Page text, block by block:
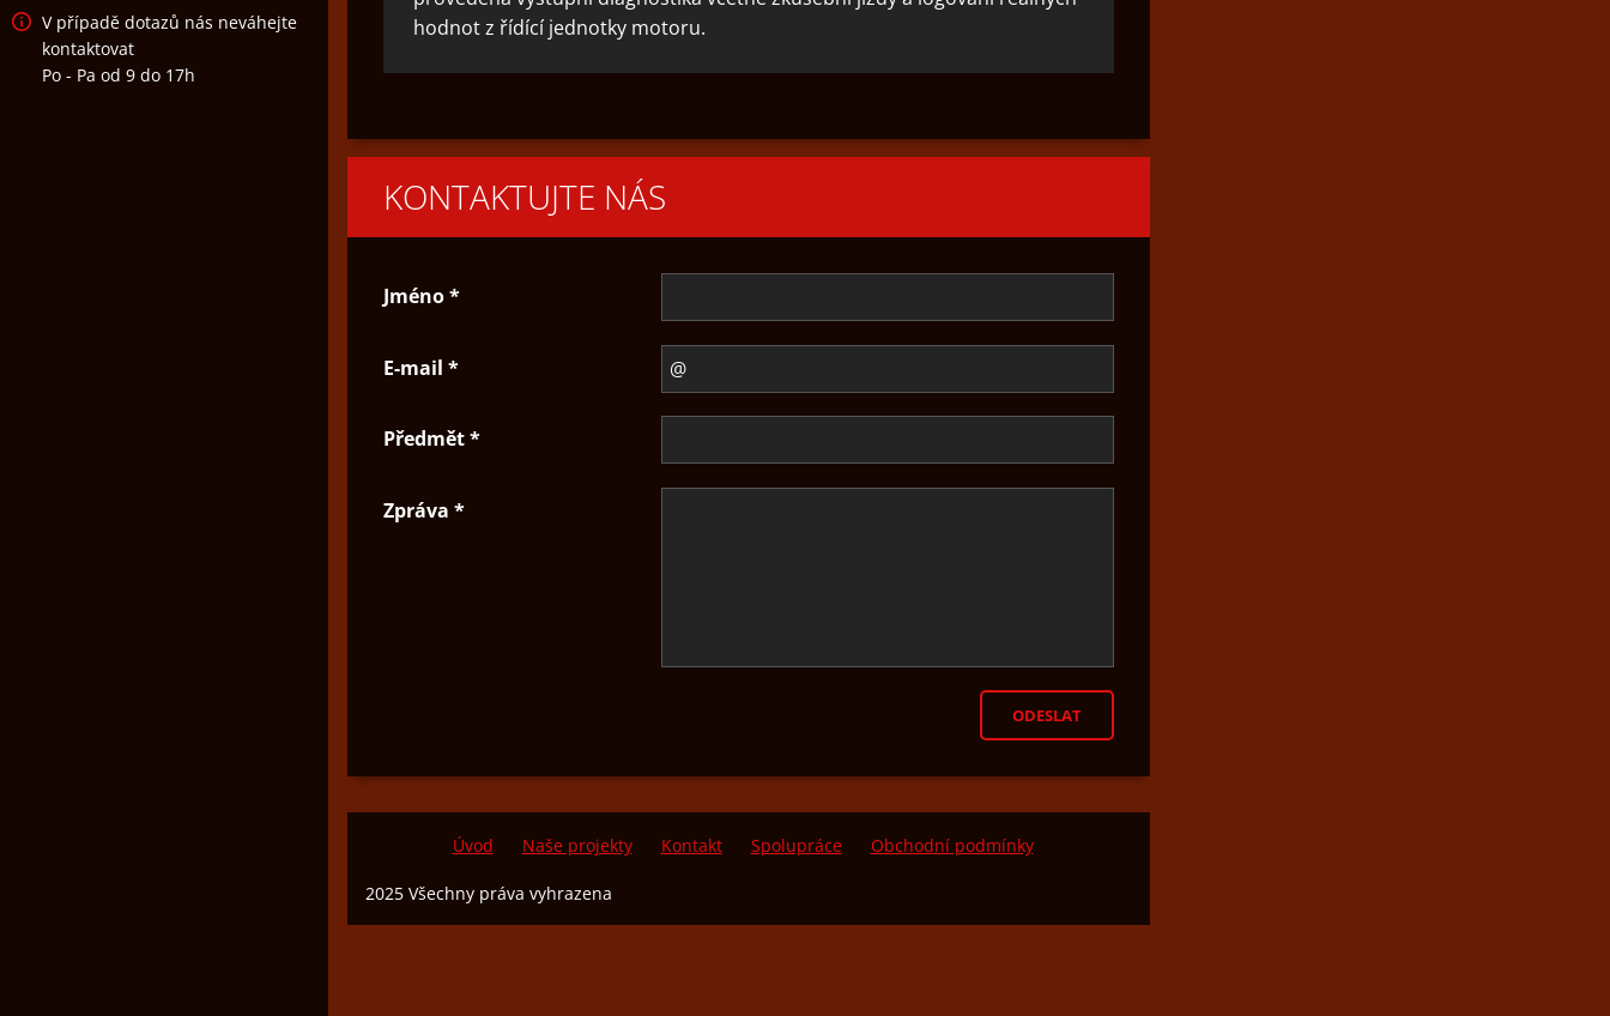
V případě dotazů nás neváhejte
kontaktovat
Po - Pa od 9 do 17h
hodnot z řídící jednotky motoru.
KONTAKTUJTE NÁS
Jméno *
E-mail *
Předmět *
Zpráva *
Úvod Naše projekty Kontakt Spolupráce Obchodní podmínky
2025 Všechny práva vyhrazena